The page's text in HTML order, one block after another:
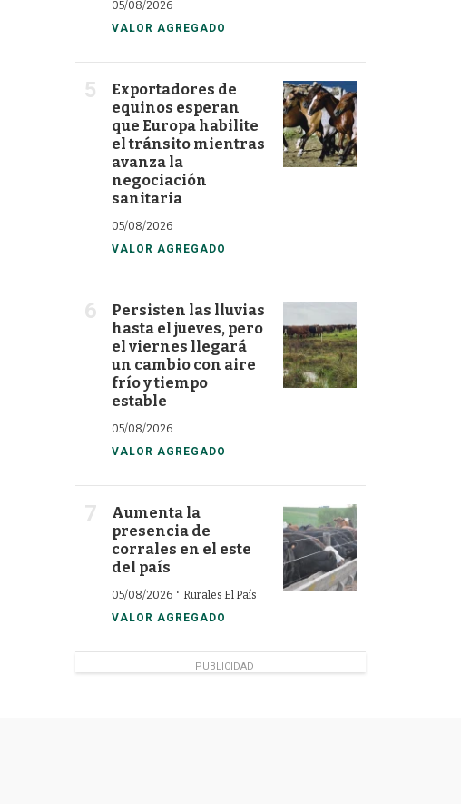
05/08/2026
VALOR AGREGADO
Exportadores de
equinos esperan
que Europa habilite
el tránsito mientras
avanza la
negociación
sanitaria
05/08/2026
VALOR AGREGADO
Persisten las lluvias
hasta el jueves, pero
el viernes llegará
un cambio con aire
frío y tiempo
estable
05/08/2026
VALOR AGREGADO
Aumenta la
presencia de
corrales en el este
del país
05/08/2026 · Rurales El País
VALOR AGREGADO
PUBLICIDAD